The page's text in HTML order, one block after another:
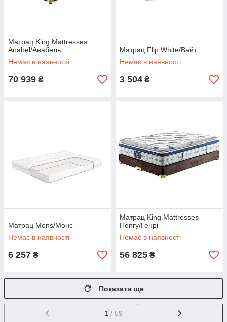
Матрац King Mattresses
Anabel/Анабель
Немає в наявності
70 939 ₴
Матрац Flip White/Вайт
Немає в наявності
3 504 ₴
Матрац Mons/Монс
Немає в наявності
6 257 ₴
Матрац King Mattresses
Henry/Генрі
Немає в наявності
56 825 ₴
Показати ще
1 / 59